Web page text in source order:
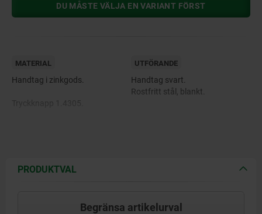
DU MÅSTE VÄLJA EN VARIANT FÖRST
MATERIAL
Handtag i zinkgods.
Tryckfjäder i rostfritt stål 1.4310.
UTFÖRANDE
Handtag svart.
Rostfritt stål, blankt.
PRODUKTVAL
Begränsa artikelurval